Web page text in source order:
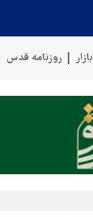
بازار روزنامه قدس
هدف قرار دادیم